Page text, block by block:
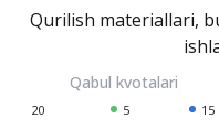
Qurilish materiallari,
20 5 15